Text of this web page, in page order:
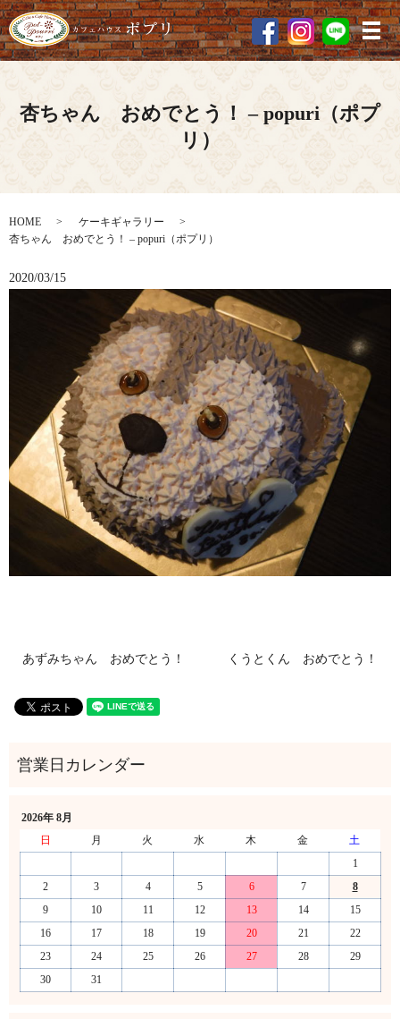
メ
杏ちゃん おめでとう！ – popuri（ポプ
リ）
HOME
ケーキギャラリー
杏ちゃん おめでとう！ – popuri（ポプリ）
2020/03/15
あずみちゃん おめでとう！ くうとくん おめでとう！
2026年 8月
日
月 火 水 木 金
土
1
2
3 4 5 6 7
8
9
10 11 12 13 14
15
16
17 18 19 20 21
22
23
24 25 26 27 28
29
30
31